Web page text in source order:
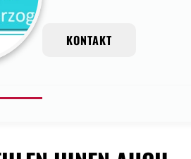
KONTAKT